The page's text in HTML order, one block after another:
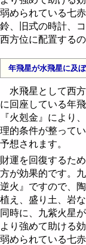
弱められている七
鈴、旧式の時計、
西方位に配置する
年飛星が水飛星に及
水飛星として西
に回座している年
『火剋金』により
理的条件が整って
予想されます。
財運を回復するた
方が効果的です。
逆火』ですので、
植え、盛り土、岩
同時に、九紫火星
より強めて助ける
弱められている七